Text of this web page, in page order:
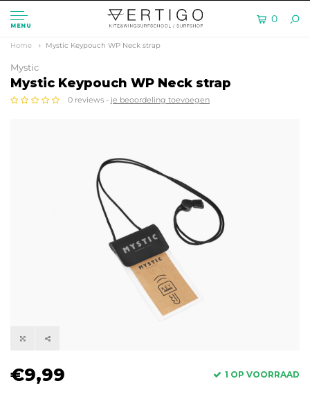
MENU
0
Home Mystic Keypouch WP Neck strap
Mystic
Mystic Keypouch WP Neck strap
0 reviews - je beoordeling toevoegen
€9,99 1 OP VOORRAAD